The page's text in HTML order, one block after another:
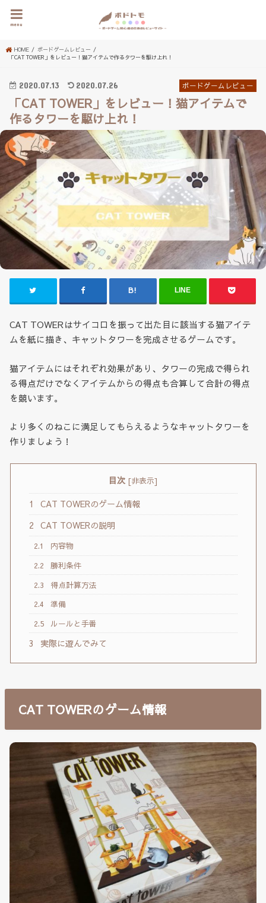
menu
HOME
ボードゲームレビュー
「CAT TOWER」をレビュー！猫アイテムで作るタワーを駆け上れ！
ボードゲームレビュー
2020.07.13 2020.07.26
「CAT TOWER」をレビュー！猫アイテムで
作るタワーを駆け上れ！
LINE
CAT TOWERはサイコロを振って出た目に該当する猫アイテ
ムを紙に描き、キャットタワーを完成させるゲームです。
猫アイテムにはそれぞれ効果があり、タワーの完成で得られ
る得点だけでなくアイテムからの得点も合算して合計の得点
を競います。
より多くのねこに満足してもらえるようなキャットタワーを
作りましょう！
目次 [非表示]
1
CAT TOWERのゲーム情報
2 CAT TOWERの説明
2.1
内容物
2.2
勝利条件
2.3
得点計算方法
2.4
準備
2.5
ルールと手番
3 実際に遊んでみて
CAT TOWERのゲーム情報